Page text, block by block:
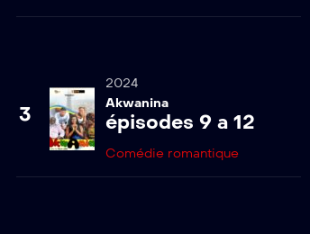
3
2024
Akwanina
épisodes 9 a 12
Comédie romantique